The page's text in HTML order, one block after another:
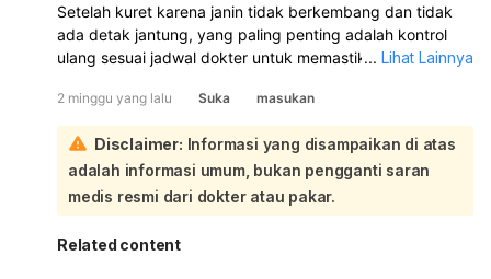
Setelah kuret karena janin tidak berkembang dan tidak
ada detak jantung, yang paling penting adalah kontrol
ulang sesuai jadwal dokter untuk memastikan rahim
menggigil, nyeri perut hebat, perdarahan banyak, atau
keputihan berbau tidak sedap, segera periksa ke dokter:
Keluhan ringan seperti kram, perdarahan sedikit, dan
badan lelah masih bisa normal setelah kuret. Namun bila
gejala makin berat atau tidak membaik, jangan
menunggu kontrol, segera ke fasilitas kesehatan. Dokter
biasanya akan menilai apakah perlu antibiotik atau
... Lihat Lainnya
2 minggu yang lalu Suka masukan
Disclaimer: Informasi yang disampaikan di atas
adalah informasi umum, bukan pengganti saran
medis resmi dari dokter atau pakar.
Related content